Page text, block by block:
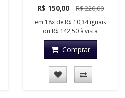
R$ 150,00 R$ 220,00
em 18x de R$ 10,34 iguais
ou R$ 142,50 à vista
Comprar